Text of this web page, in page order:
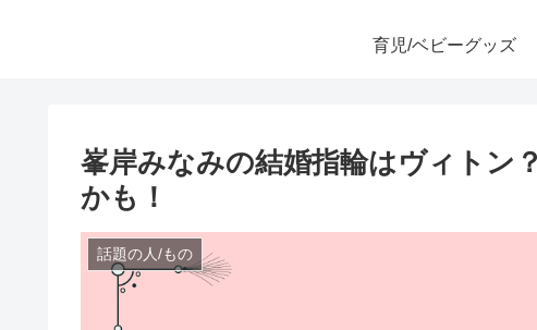
育児/ベビーグッズ
峯岸みなみの結婚指輪はヴィトン
かも！
話題の人/もの